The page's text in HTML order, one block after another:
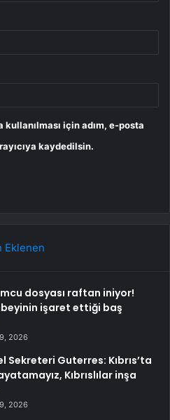
için adım, e-posta
kaydedilsin.
Eklenen
dosyası raftan iniyor!
işaret ettiği baş
2026
Sekreteri Guterres: Kıbrıs’ta
Kıbrıslılar inşa
2026